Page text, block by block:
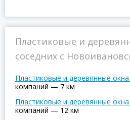
Пластиковые и
соседних с
Пластиковые и деревянные
компаний — 7 км
Пластиковые и деревянные
компаний — 12 км